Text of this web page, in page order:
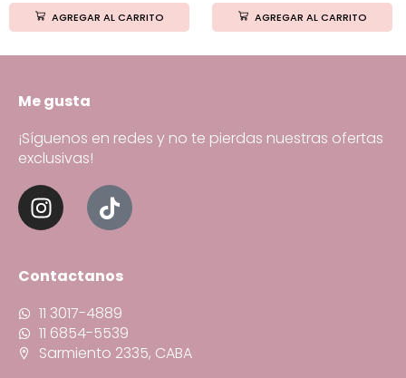
AGREGAR AL CARRITO AGREGAR AL CARRITO
Me gusta
¡Síguenos en redes y no te pierdas nuestras ofertas
exclusivas!
Contactanos
11 3017-4889
11 6854-5539
Sarmiento 2335, CABA